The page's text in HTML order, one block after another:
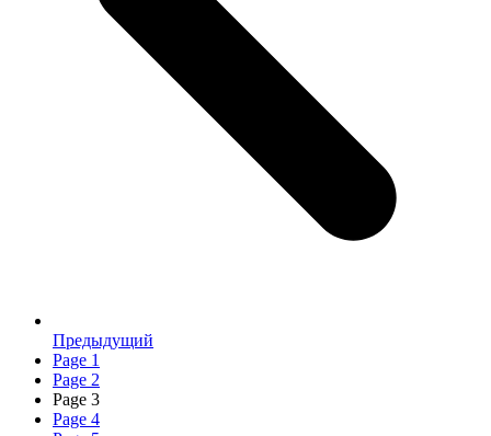
Предыдущий
Page 1
Page 2
Page 3
Page 4